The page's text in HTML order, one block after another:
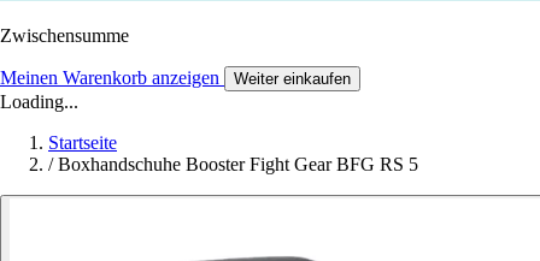
Zwischensumme
Meinen Warenkorb anzeigen Weiter einkaufen
Loading...
Startseite
/ Boxhandschuhe Booster Fight Gear BFG RS 5